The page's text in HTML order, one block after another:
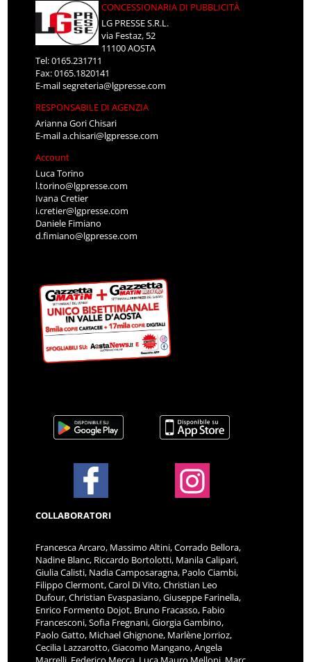
CONCESSIONARIA DI PUBBLICITÀ
LG PRESSE S.R.L.
via Festaz, 52
11100 AOSTA
Tel: 0165.231711
Fax: 0165.1820141
E-mailsegreteria@lgpresse.com
RESPONSABILE DI AGENZIA
Arianna Gori Chisari
E-maila.chisari@lgpresse.com
Account
Luca Torino
l.torino@lgpresse.com
Ivana Cretier
i.cretier@lgpresse.com
Daniele Fimiano
d.fimiano@lgpresse.com
COLLABORATORI
Francesca Arcaro, Massimo Altini, Corrado Bellora,
Nadine Blanc, Riccardo Bortolotti, Manila Calipari,
Giulia Calisti, Nadia Camposaragna, Paolo Ciambi,
Filippo Clermont, Carol Di Vito, Christian Leo
Dufour, Christian Evaspasiano, Giuseppe Farinella,
Enrico Formento Dojot, Bruno Fracasso, Fabio
Francesconi, Sofia Fregnani, Giorgia Gambino,
Paolo Gatto, Michael Ghignone, Marlène Jorrioz,
Cecilia Lazzarotto, Giacomo Mangano, Angela